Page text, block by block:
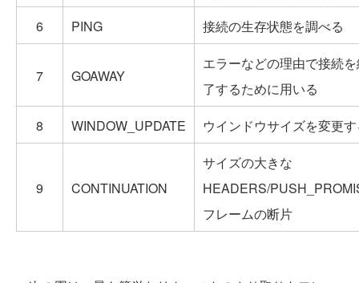
6
PING 接続の生存状態を調べる
7 GOAWAY
エラーなどの理由で接続
了するために用いる
8
WINDOW_UPDATE ウインドウサイズを変更
9 CONTINUATION
サイズの大きな
HEADERS/
フレームの断片